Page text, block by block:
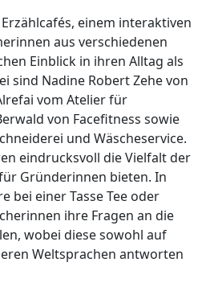
einem interaktiven
aus verschiedenen
Einblick in ihren Alltag als
sind Nadine Robert Zehe von
vom Atelier für
von Facefitness sowie
und Wäscheservice.
eindrucksvoll die Vielfalt der
Gründerinnen bieten. In
bei einer Tasse Tee oder
ihre Fragen an die
wobei diese sowohl auf
Weltsprachen antworten